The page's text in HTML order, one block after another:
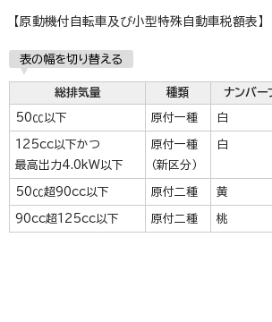
【原動機付自転車及び小型特殊自動車税額表】
表の幅を切り替える
総排気量 種類 ナンバー
50㏄以下 原付一種 白
125cc以下かつ
最高出力4.0kW以下
原付一種
（新区分）
白
50㏄超90cc以下 原付二種 黄
90cc超125cc以下 原付二種 桃